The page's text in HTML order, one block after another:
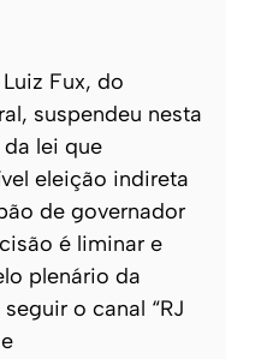
Fux, do
suspendeu nesta
lei que
eleição indireta
de governador
é liminar e
plenário da
o canal “RJ